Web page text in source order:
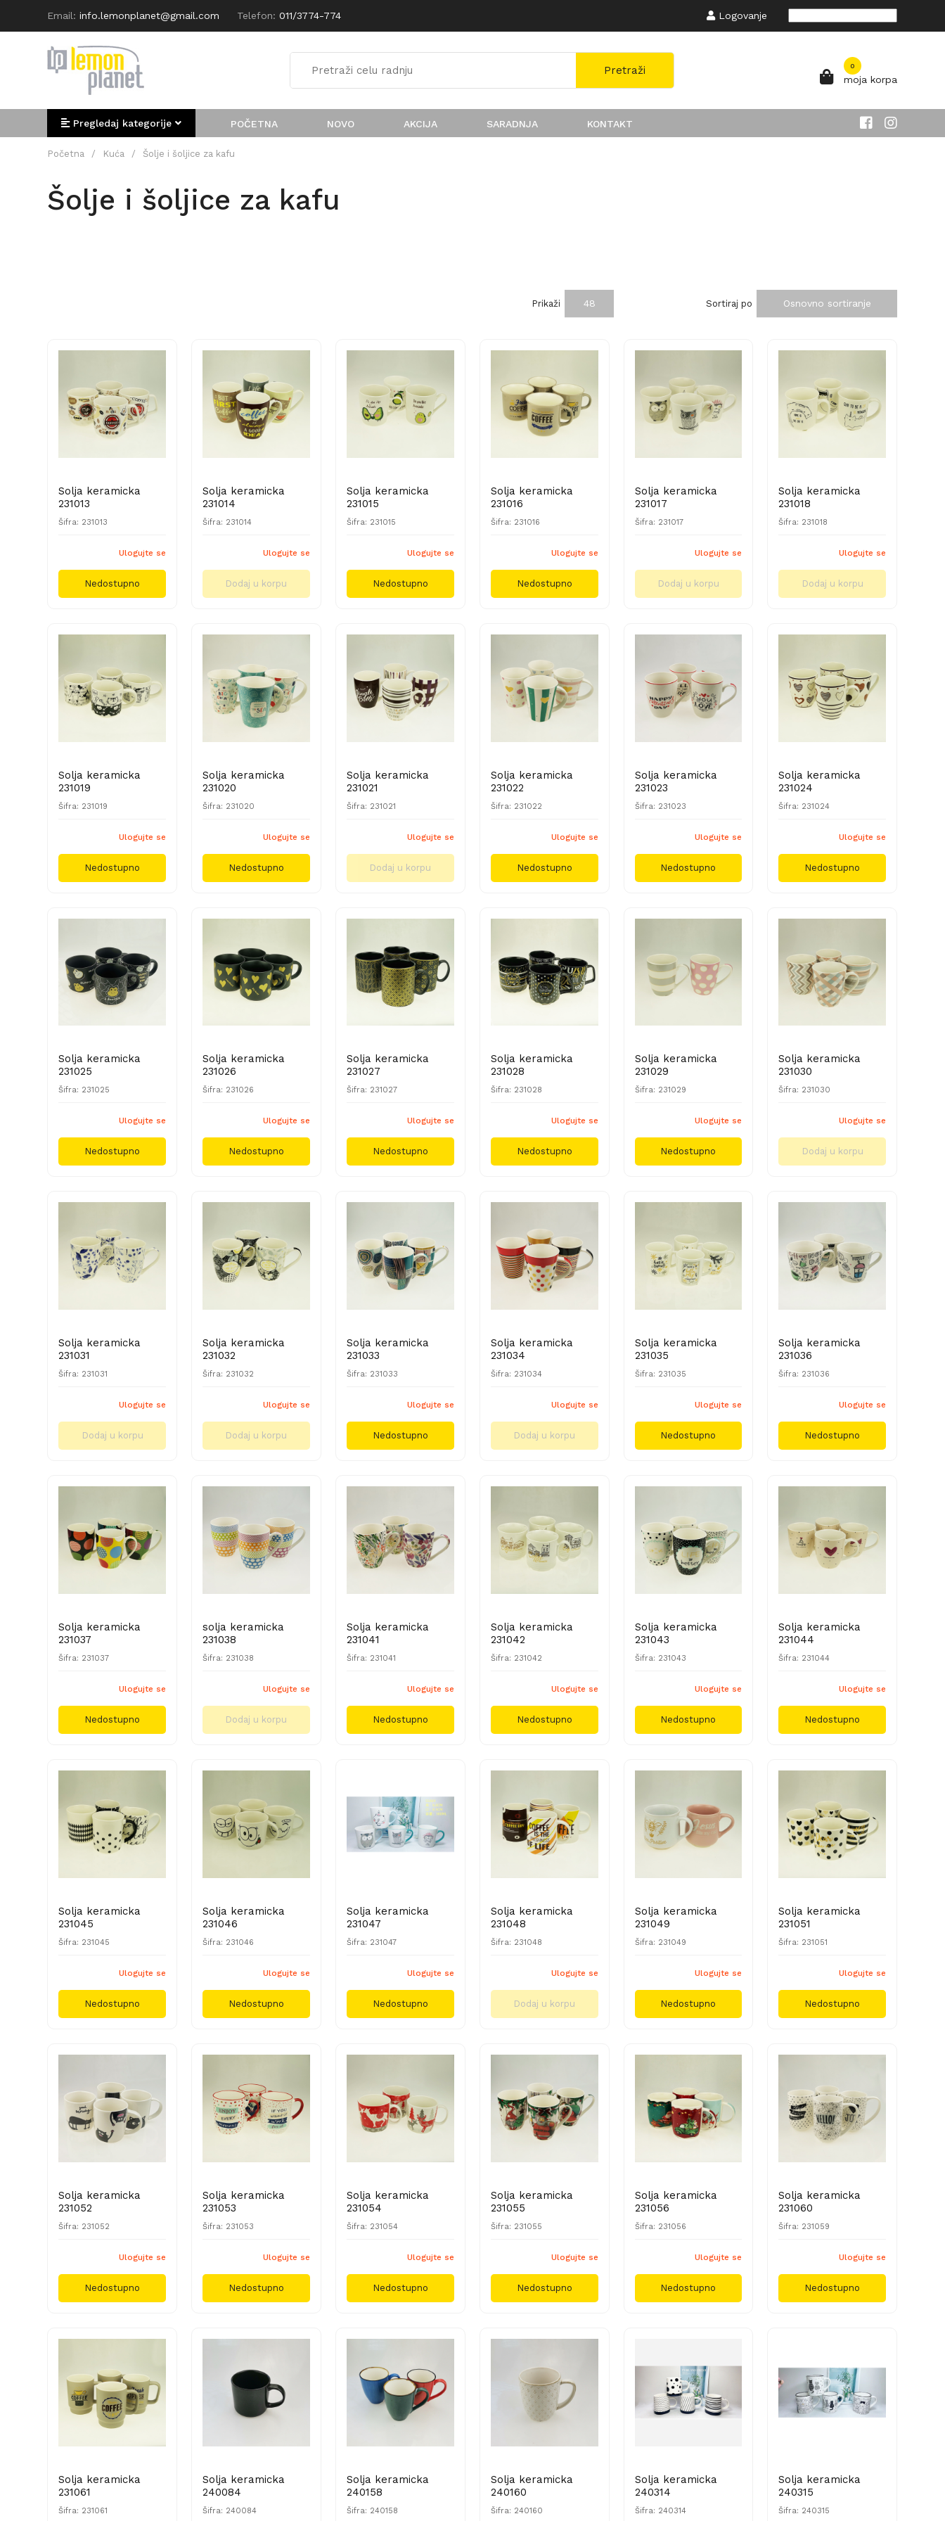
Email: info.lemonplanet@gmail.com Telefon: 011/3774-774 Logovanje
Pretraži 0
moja korpa
Pregledaj kategorije POČETNA NOVO AKCIJA SARADNJA KONTAKT
Početna / Kuća / Šolje i šoljice za kafu
Šolje i šoljice za kafu
Sortiraj po Osnovno sortiranje
Prikaži 48
Solja keramicka
231013
Šifra: 231013
Ulogujte se
Nedostupno
Solja keramicka
231014
Šifra: 231014
Ulogujte se
Dodaj u korpu
Solja keramicka
231015
Šifra: 231015
Ulogujte se
Nedostupno
Solja keramicka
231016
Šifra: 231016
Ulogujte se
Nedostupno
Solja keramicka
231017
Šifra: 231017
Ulogujte se
Dodaj u korpu
Solja keramicka
231018
Šifra: 231018
Ulogujte se
Dodaj u korpu
Solja keramicka
231019
Šifra: 231019
Ulogujte se
Nedostupno
Solja keramicka
231020
Šifra: 231020
Ulogujte se
Nedostupno
Solja keramicka
231021
Šifra: 231021
Ulogujte se
Dodaj u korpu
Solja keramicka
231022
Šifra: 231022
Ulogujte se
Nedostupno
Solja keramicka
231023
Šifra: 231023
Ulogujte se
Nedostupno
Solja keramicka
231024
Šifra: 231024
Ulogujte se
Nedostupno
Solja keramicka
231025
Šifra: 231025
Ulogujte se
Nedostupno
Solja keramicka
231026
Šifra: 231026
Ulogujte se
Nedostupno
Solja keramicka
231027
Šifra: 231027
Ulogujte se
Nedostupno
Solja keramicka
231028
Šifra: 231028
Ulogujte se
Nedostupno
Solja keramicka
231029
Šifra: 231029
Ulogujte se
Nedostupno
Solja keramicka
231030
Šifra: 231030
Ulogujte se
Dodaj u korpu
Solja keramicka
231031
Šifra: 231031
Ulogujte se
Dodaj u korpu
Solja keramicka
231032
Šifra: 231032
Ulogujte se
Dodaj u korpu
Solja keramicka
231033
Šifra: 231033
Ulogujte se
Nedostupno
Solja keramicka
231034
Šifra: 231034
Ulogujte se
Dodaj u korpu
Solja keramicka
231035
Šifra: 231035
Ulogujte se
Nedostupno
Solja keramicka
231036
Šifra: 231036
Ulogujte se
Nedostupno
Solja keramicka
231037
Šifra: 231037
Ulogujte se
Nedostupno
solja keramicka
231038
Šifra: 231038
Ulogujte se
Dodaj u korpu
Solja keramicka
231041
Šifra: 231041
Ulogujte se
Nedostupno
Solja keramicka
231042
Šifra: 231042
Ulogujte se
Nedostupno
Solja keramicka
231043
Šifra: 231043
Ulogujte se
Nedostupno
Solja keramicka
231044
Šifra: 231044
Ulogujte se
Nedostupno
Solja keramicka
231045
Šifra: 231045
Ulogujte se
Nedostupno
Solja keramicka
231046
Šifra: 231046
Ulogujte se
Nedostupno
Solja keramicka
231047
Šifra: 231047
Ulogujte se
Nedostupno
Solja keramicka
231048
Šifra: 231048
Ulogujte se
Dodaj u korpu
Solja keramicka
231049
Šifra: 231049
Ulogujte se
Nedostupno
Solja keramicka
231051
Šifra: 231051
Ulogujte se
Nedostupno
Solja keramicka
231052
Šifra: 231052
Ulogujte se
Nedostupno
Solja keramicka
231053
Šifra: 231053
Ulogujte se
Nedostupno
Solja keramicka
231054
Šifra: 231054
Ulogujte se
Nedostupno
Solja keramicka
231055
Šifra: 231055
Ulogujte se
Nedostupno
Solja keramicka
231056
Šifra: 231056
Ulogujte se
Nedostupno
Solja keramicka
231060
Šifra: 231059
Ulogujte se
Nedostupno
Solja keramicka
231061
Šifra: 231061
Solja keramicka
240084
Šifra: 240084
Solja keramicka
240158
Šifra: 240158
Solja keramicka
240160
Šifra: 240160
Solja keramicka
240314
Šifra: 240314
Solja keramicka
240315
Šifra: 240315